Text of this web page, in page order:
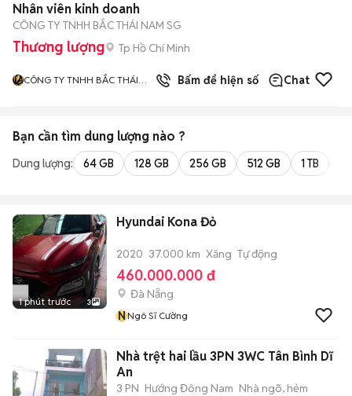
Nhân viên kinh doanh
CÔNG TY TNHH BẮC THÁI NAM SG
Thương lượng Tp Hồ Chí Minh
CÔNG TY TNHH BẮC THÁI
3đã bán
Bấm để hiện số Chat
Bạn cần tìm dung lượng nào ?
Dung lượng: 64 GB 128 GB 256 GB 512 GB 1 TB
1 phút trước 3
Hyundai Kona Đỏ
2020 37.000 km Xăng Tự động
460.000.000 đ
Đà Nẵng
NNgô Sĩ Cường
Nhà trệt hai lầu 3PN 3WC Tân Bình Dĩ
An
3 PN Hướng Đông Nam Nhà ngõ, hẻm